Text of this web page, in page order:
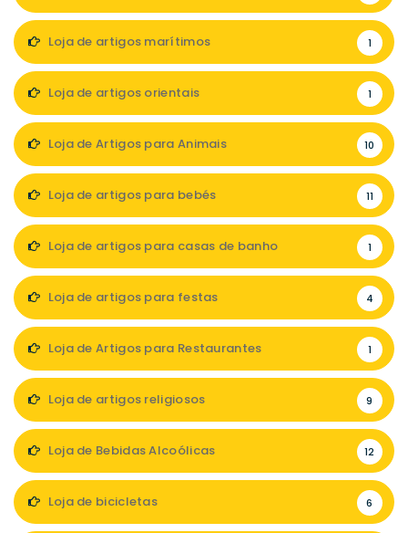
Loja de artigos marítimos 1
Loja de artigos orientais 1
Loja de Artigos para Animais 10
Loja de artigos para bebés 11
Loja de artigos para casas de banho 1
Loja de artigos para festas 4
Loja de Artigos para Restaurantes 1
Loja de artigos religiosos 9
Loja de Bebidas Alcoólicas 12
Loja de bicicletas 6